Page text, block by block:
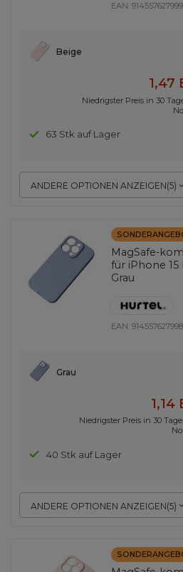
EAN:
ANDERE OPTIONEN ANZEIGEN(5)
Beige
1,47
Niedrigster Preis in 30
63 Stk auf Lager
MagSafe-
für iPhone 15
Grau
EAN:
ANDERE OPTIONEN ANZEIGEN(5)
Grau
1,14
Niedrigster Preis in 30
40 Stk auf Lager